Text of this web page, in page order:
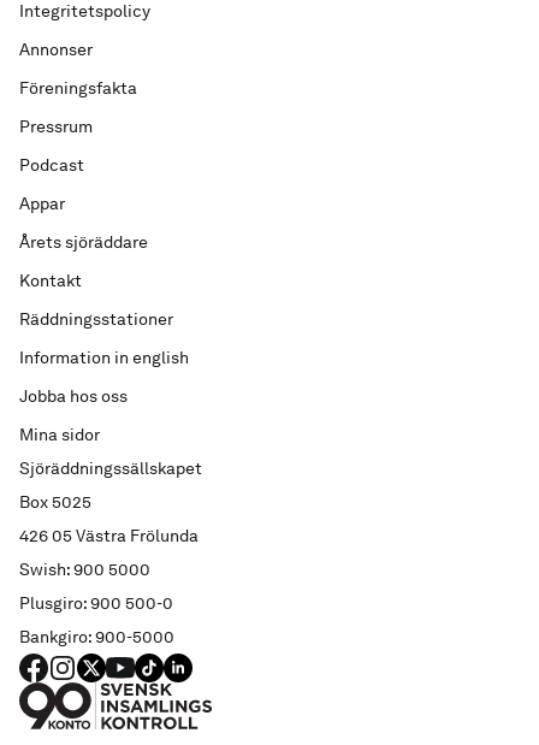
Sjöräddningssällskapet
Box 5025
426 05 Västra Frölunda
Swish: 900 5000
Plusgiro: 900 500-0
Bankgiro: 900-5000
Integritetspolicy
Annonser
Föreningsfakta
Pressrum
Podcast
Appar
Årets sjöräddare
Kontakt
Räddningsstationer
Information in english
Jobba hos oss
Mina sidor
FACEBOOK
Instagram
X YouTube
TIKTOKLINKED IN